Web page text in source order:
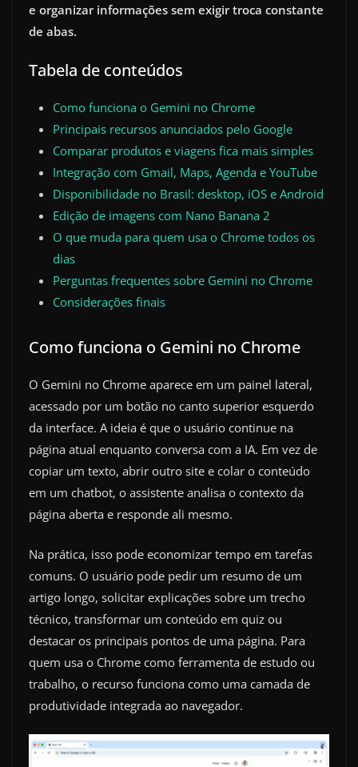
e organizar informações sem exigir troca constante
de abas.
Tabela de conteúdos
Como funciona o Gemini no Chrome
Principais recursos anunciados pelo Google
Comparar produtos e viagens fica mais simples
Integração com Gmail, Maps, Agenda e YouTube
Disponibilidade no Brasil: desktop, iOS e Android
Edição de imagens com Nano Banana 2
O que muda para quem usa o Chrome todos os
dias
Perguntas frequentes sobre Gemini no Chrome
Considerações finais
Como funciona o Gemini no Chrome
O Gemini no Chrome aparece em um painel lateral,
acessado por um botão no canto superior esquerdo
da interface. A ideia é que o usuário continue na
página atual enquanto conversa com a IA. Em vez de
copiar um texto, abrir outro site e colar o conteúdo
em um chatbot, o assistente analisa o contexto da
página aberta e responde ali mesmo.
Na prática, isso pode economizar tempo em tarefas
comuns. O usuário pode pedir um resumo de um
artigo longo, solicitar explicações sobre um trecho
técnico, transformar um conteúdo em quiz ou
destacar os principais pontos de uma página. Para
quem usa o Chrome como ferramenta de estudo ou
trabalho, o recurso funciona como uma camada de
produtividade integrada ao navegador.